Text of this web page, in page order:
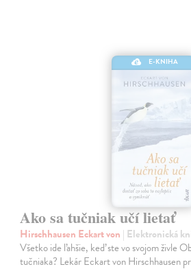
E-KNIHA
Ako sa tučniak učí lietať
Hirschhausen Eckart von | Elektronická
Všetko ide ľahšie, keď ste vo svojom živle
tučniaka? Lekár Eckart von Hirschhausen